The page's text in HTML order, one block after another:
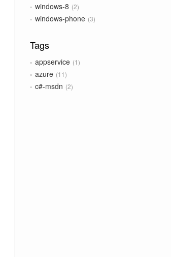
windows-8 2
windows-phone 3
Tags
appservice 1
azure 11
c#-msdn 2